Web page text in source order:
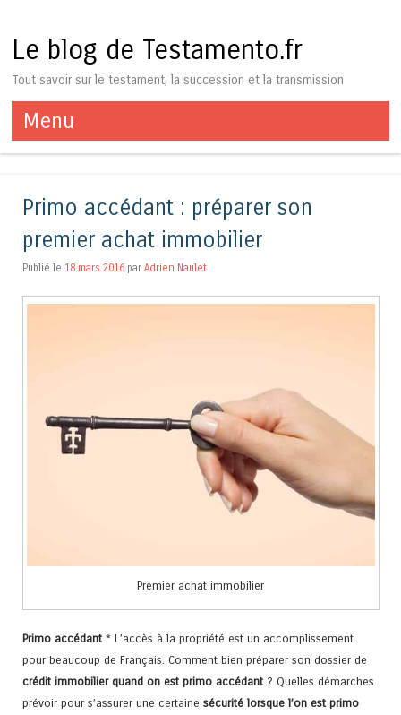
Le blog de Testamento.fr
Tout savoir sur le testament, la succession et la transmission
Menu
Aller au contenu
Primo accédant : préparer son
premier achat immobilier
Publié le 18 mars 2016 par Adrien Naulet
Premier achat immobilier
Primo accédant * L’accès à la propriété est un accomplissement
pour beaucoup de Français. Comment bien préparer son dossier de
crédit immobilier quand on est primo accédant ? Quelles démarches
prévoir pour s’assurer une certaine sécurité lorsque l’on est primo